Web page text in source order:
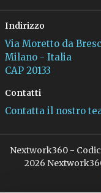
Indirizzo
Via Moretto da
Milano - Italia
CAP 20133
Contatti
Contatta il nostro
Nextwork360 -
2026